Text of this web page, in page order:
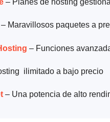
– Planes de hosting
– Maravillosos paquetes a
– Funciones
ilimitado a bajo precio
– Una potencia de alto